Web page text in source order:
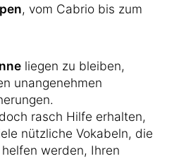
, vom Cabrio bis zum
liegen zu bleiben,
unangenehmen
rasch Hilfe erhalten,
nützliche Vokabeln, die
werden, Ihren